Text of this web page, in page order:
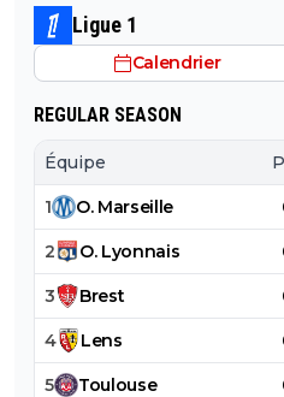
pieds sur un terrain
Ligue 1
Calendrier
REGULAR SEASON
Équipe
1 O. Marseille
2 O. Lyonnais
3 Brest
4 Lens
5 Toulouse